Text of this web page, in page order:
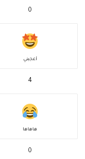
0
أعجبني
4
هاهاها
0